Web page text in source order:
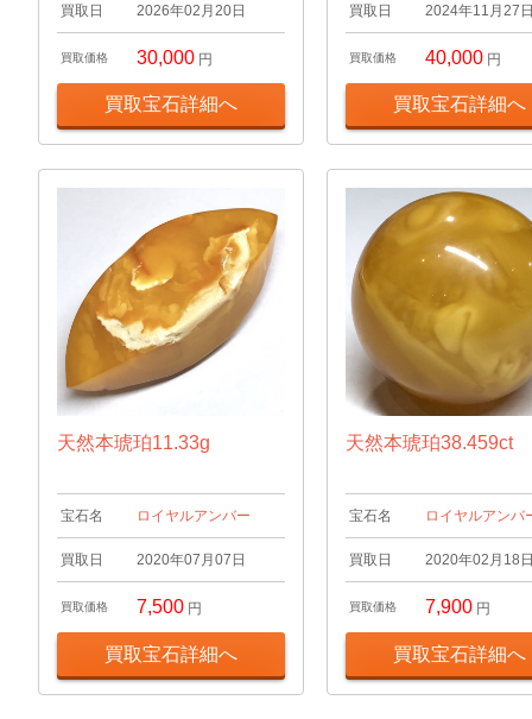
買取日 2026年02月20日
買取価格 30,000 円
買取宝石詳細へ
買取日 2024年11月27
買取価格 40,000 円
買取宝石詳細へ
天然本琥珀11.33g
宝石名 ロイヤルアンバー
買取日 2020年07月07日
買取価格 7,500 円
買取宝石詳細へ
天然本琥珀38.459ct
宝石名 ロイヤルアンバ
買取日 2020年02月18
買取価格 7,900 円
買取宝石詳細へ